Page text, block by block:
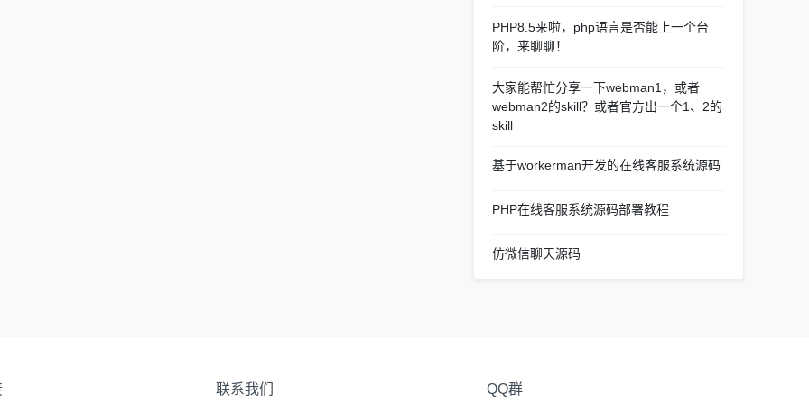
PHP8.5来啦，php语言是否能上一个台
阶，来聊聊！
大家能帮忙分享一下webman1，或者
webman2的skill？或者官方出一个1、2的
skill
基于workerman开发的在线客服系统源码
PHP在线客服系统源码部署教程
仿微信聊天源码
联系我们 QQ群